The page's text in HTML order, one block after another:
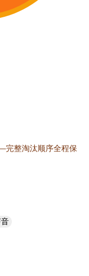
整淘汰顺序全程保